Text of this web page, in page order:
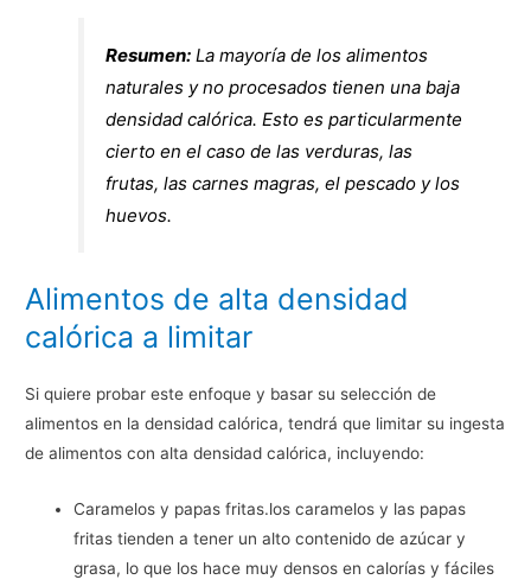
Resumen: La mayoría de los alimentos
naturales y no procesados tienen una baja
densidad calórica. Esto es particularmente
cierto en el caso de las verduras, las
frutas, las carnes magras, el pescado y los
huevos.
Alimentos de alta densidad
calórica a limitar
Si quiere probar este enfoque y basar su selección de
alimentos en la densidad calórica, tendrá que limitar su ingesta
de alimentos con alta densidad calórica, incluyendo:
Caramelos y papas fritas.los caramelos y las papas
fritas tienden a tener un alto contenido de azúcar y
grasa, lo que los hace muy densos en calorías y fáciles